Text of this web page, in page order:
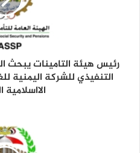
رئيس هيئة التامينات يبحث
التنفيذي للشركة اليمنية